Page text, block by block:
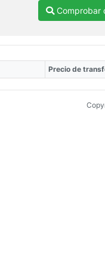
Comprobar
Precio de